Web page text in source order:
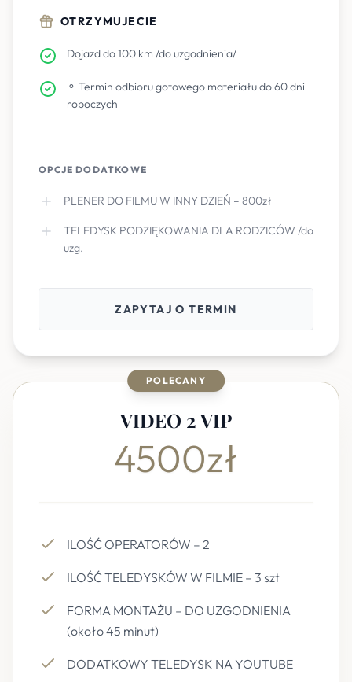
OTRZYMUJECIE
Dojazd do 100 km /do uzgodnienia/
⚬ Termin odbioru gotowego materiału do 60 dni
roboczych
OPCJE DODATKOWE
PLENER DO FILMU W INNY DZIEŃ – 800zł
TELEDYSK PODZIĘKOWANIA DLA RODZICÓW /do
uzg.
ZAPYTAJ O TERMIN
POLECANY
VIDEO 2 VIP
4500zł
ILOŚĆ OPERATORÓW – 2
ILOŚĆ TELEDYSKÓW W FILMIE – 3 szt
FORMA MONTAŻU – DO UZGODNIENIA
(około 45 minut)
DODATKOWY TELEDYSK NA YOUTUBE